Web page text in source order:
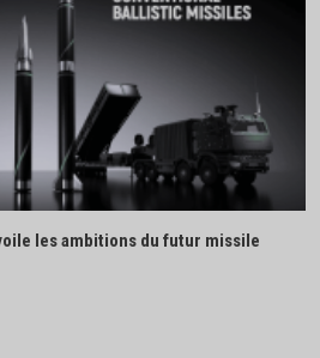
les ambitions du futur missile